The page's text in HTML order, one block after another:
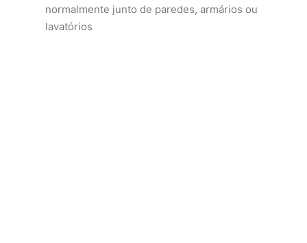
normalmente junto de paredes, armários ou
lavatórios